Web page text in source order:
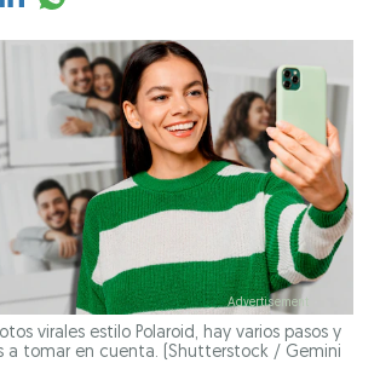
actual mediante Email
artículo actual mediante Facebook
el artículo actual mediante Twitter
Compartir el artículo actual mediante LinkedIn
Compartir el artículo actual mediante
virales estilo Polaroid, hay varios pasos y
a tomar en cuenta. (Shutterstock / Gemini